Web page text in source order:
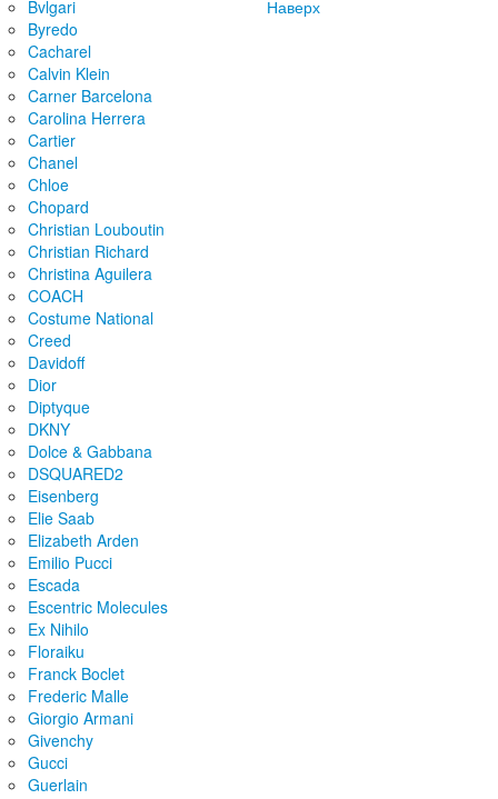
Bvlgari
Byredo
Cacharel
Calvin Klein
Carner Barcelona
Carolina Herrera
Cartier
Chanel
Chloe
Chopard
Christian Louboutin
Christian Richard
Christina Aguilera
COACH
Costume National
Creed
Davidoff
Dior
Diptyque
DKNY
Dolce & Gabbana
DSQUARED2
Eisenberg
Elie Saab
Elizabeth Arden
Emilio Pucci
Escada
Escentric Molecules
Ex Nihilo
Floraiku
Franck Boclet
Frederic Malle
Giorgio Armani
Givenchy
Gucci
Guerlain
Наверх